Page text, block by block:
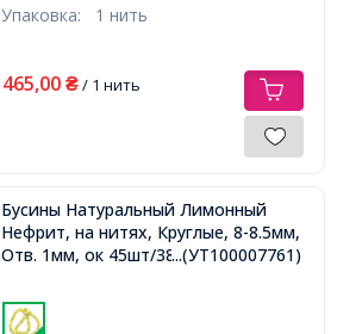
Упаковка: 1 нить
465,00 ₴/ 1 нить
Бусины Натуральный Лимонный
Нефрит, на нитях, Круглые, 8-8.5мм,
Отв. 1мм, ок 45шт/38см/нить,
...(УТ100007761)